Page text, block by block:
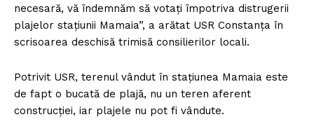
necesară, vă îndemnăm să votaţi împotriva distrugerii
plajelor staţiunii Mamaia”, a arătat USR Constanţa în
scrisoarea deschisă trimisă consilierilor locali.
Potrivit USR, terenul vândut în staţiunea Mamaia este
de fapt o bucată de plajă, nu un teren aferent
construcţiei, iar plajele nu pot fi vândute.